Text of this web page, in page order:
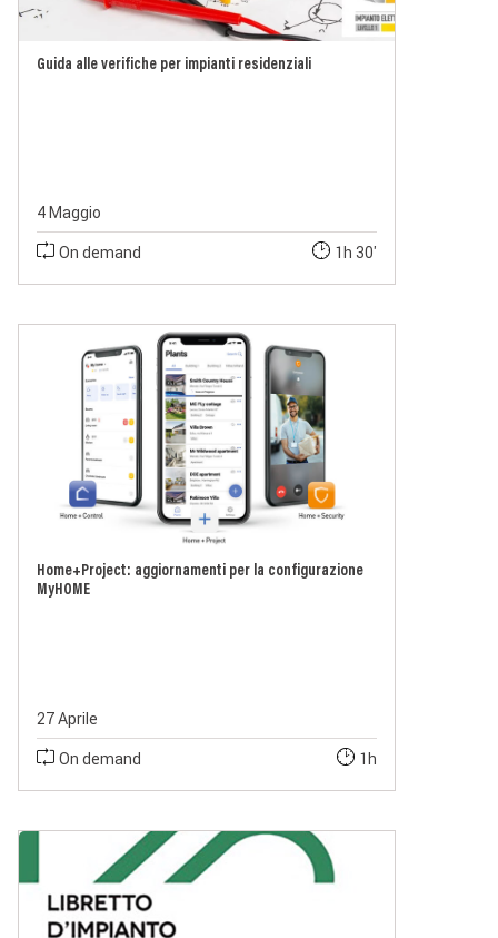
Guida alle verifiche per impianti residenziali
4 Maggio
On demand
1h 30'
Home+Project: aggiornamenti per la configurazione
MyHOME
27 Aprile
On demand
1h